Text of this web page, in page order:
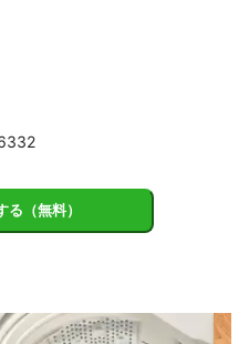
市
る（無料）